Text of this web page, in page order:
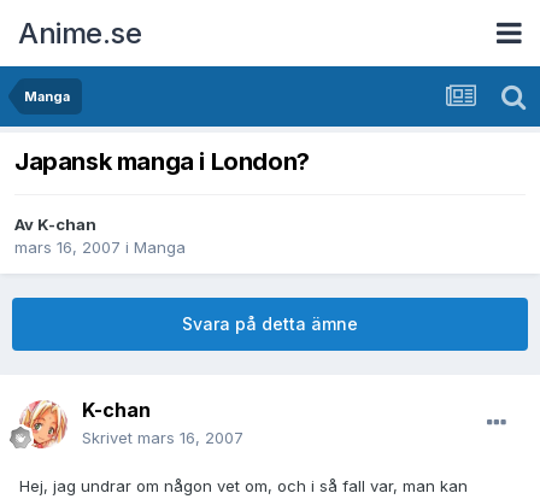
Anime.se
Manga
Japansk manga i London?
Av K-chan
mars 16, 2007 i Manga
Svara på detta ämne
K-chan
Skrivet mars 16, 2007
Hej, jag undrar om någon vet om, och i så fall var, man kan